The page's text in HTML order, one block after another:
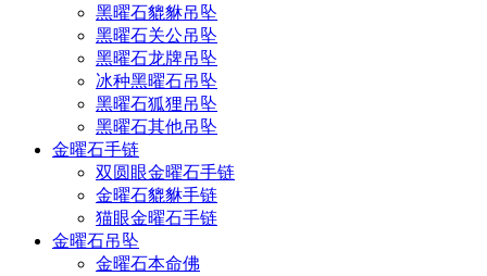
黑曜石貔貅吊坠
黑曜石关公吊坠
黑曜石龙牌吊坠
冰种黑曜石吊坠
黑曜石狐狸吊坠
黑曜石其他吊坠
金曜石手链
双圆眼金曜石手链
金曜石貔貅手链
猫眼金曜石手链
金曜石吊坠
金曜石本命佛